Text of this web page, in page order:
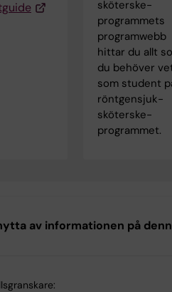
sköterske­
programmets
programwebb
hittar du allt
du behöver
som student
röntgensjuk­
sköterske­
programmet.
av informationen på